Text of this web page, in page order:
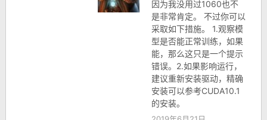
因为我没用过1060也不
是非常肯定。 不过你可以
采取如下措施。 1.观察模
型是否能正常训练，如果
能，那么这只是一个提示
错误。2.如果影响运行，
建议重新安装驱动，精确
安装可以参考CUDA10.1
的安装。